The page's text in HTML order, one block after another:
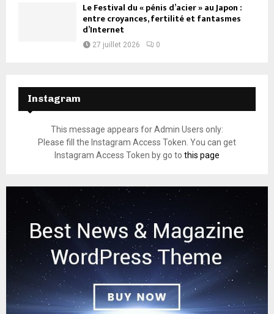
Le Festival du « pénis d’acier » au Japon :
entre croyances, fertilité et fantasmes
d’Internet
27 juillet 2026 0
Instagram
This message appears for Admin Users only:
Please fill the Instagram Access Token. You can get
Instagram Access Token by go to this page